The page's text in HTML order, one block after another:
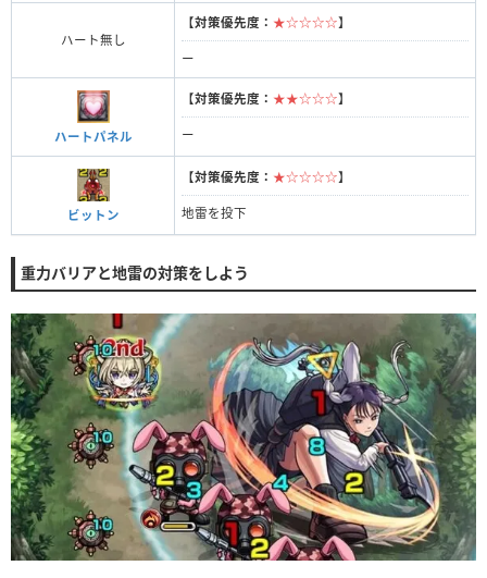
ハート無し
【対策優先度： ★☆☆☆☆】
ー
ハートパネル
【対策優先度： ★★☆☆☆】
ー
ビットン
【対策優先度： ★☆☆☆☆】
地雷を投下
重力バリアと地雷の対策をしよう